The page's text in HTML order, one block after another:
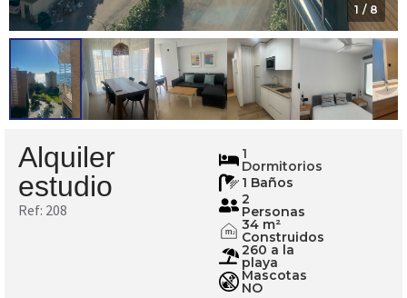
1 / 8
Alquiler
estudio
Ref: 208
1
Dormitorios
1 Baños
2
Personas
m2
34 m²
Construidos
260 a la
playa
Mascotas
NO